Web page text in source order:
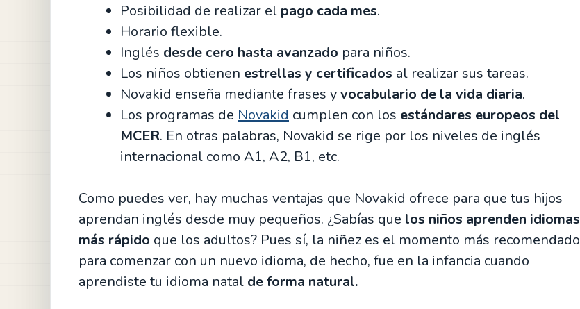
Posibilidad de realizar el pago cada mes.
Horario flexible.
Inglés desde cero hasta avanzado para niños.
Los niños obtienen estrellas y certificados al realizar sus tareas.
Novakid enseña mediante frases yvocabulario de la vida diaria.
Los programas de Novakid cumplen con los estándares europeos del
MCER. En otras palabras, Novakid se rige por los niveles de inglés
internacional como A1, A2, B1, etc.
Como puedes ver, hay muchas ventajas que Novakid ofrece para que tus hijos
aprendan inglés desde muy pequeños. ¿Sabías que los niños aprenden idiomas
más rápido que los adultos? Pues sí, la niñez es el momento más recomendado
para comenzar con un nuevo idioma, de hecho, fue en la infancia cuando
aprendiste tu idioma natal de forma natural.